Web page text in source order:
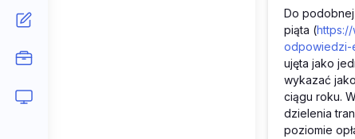
Do podobnej
piąta (
odpowiedzi-
ujęta jako
wykazać
ciągu roku.
dzielenia
poziomie